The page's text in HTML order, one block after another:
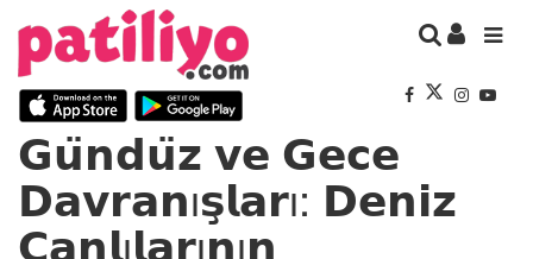
𝗚𝘂̈𝗻𝗱𝘂̈𝘇 𝘃𝗲 𝗚𝗲𝗰𝗲
𝗗𝗮𝘃𝗿𝗮𝗻ı𝘀̧𝗹𝗮𝗿ı: 𝗗𝗲𝗻𝗶𝘇
𝗖𝗮𝗻𝗹ı𝗹𝗮𝗿ı𝗻ı𝗻